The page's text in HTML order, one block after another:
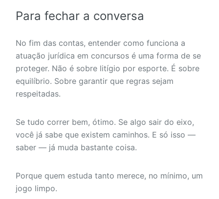
Para fechar a conversa
No fim das contas, entender como funciona a
atuação jurídica em concursos é uma forma de se
proteger. Não é sobre litígio por esporte. É sobre
equilíbrio. Sobre garantir que regras sejam
respeitadas.
Se tudo correr bem, ótimo. Se algo sair do eixo,
você já sabe que existem caminhos. E só isso —
saber — já muda bastante coisa.
Porque quem estuda tanto merece, no mínimo, um
jogo limpo.